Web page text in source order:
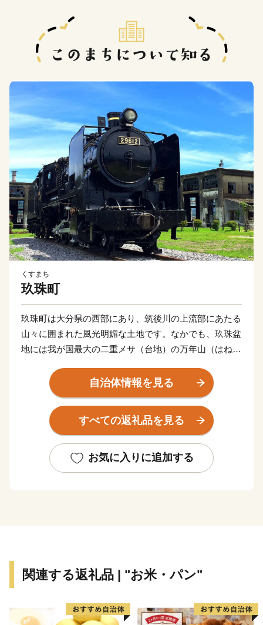
くすまち
玖珠町
玖珠町は大分県の西部にあり、筑後川の上流部にあたる
山々に囲まれた風光明媚な土地です。なかでも、玖珠盆
地には我が国最大の二重メサ（台地）の万年山（はねや
な珍しい形をした山々がそびえています。また、盆地の
北部には景勝地として有名な名勝耶馬渓が広がり、四季
折々の自然を感じられます。平成29年4月には、耶馬渓
を中心とした地域が、日本遺産に認定されました。
九州で唯一現存する扇形の機関庫『旧豊後森機関庫』と
『転車台』が国の有形文化財に登録され、全国から観光
自治体情報を見る
すべての返礼品を見る
お気に入りに追加する
関連する返礼品 | "お米・パン"